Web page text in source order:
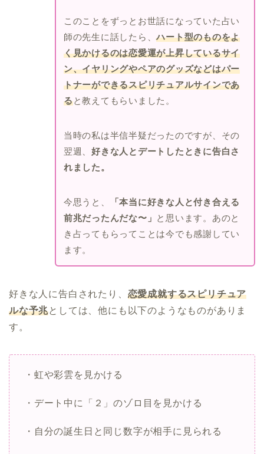
このことをずっとお世話になっていた占い
師の先生に話したら、ハート型のものをよ
く見かけるのは恋愛運が上昇しているサイ
ン、イヤリングやペアのグッズなどはパー
トナーができるスピリチュアルサインであ
ると教えてもらいました。
当時の私は半信半疑だったのですが、その
翌週、好きな人とデートしたときに告白さ
れました。
今思うと、
「本当に好きな人と付き合える
前兆だったんだな〜」 と思います。あのと
き占ってもらってことは今でも感謝してい
ます。
好きな人に告白されたり、 恋愛成就するスピリチュア
ルな予兆としては、他にも以下のようなものがありま
す。
・虹や彩雲を見かける
・デート中に「２」のゾロ目を見かける
・自分の誕生日と同じ数字が相手に見られる